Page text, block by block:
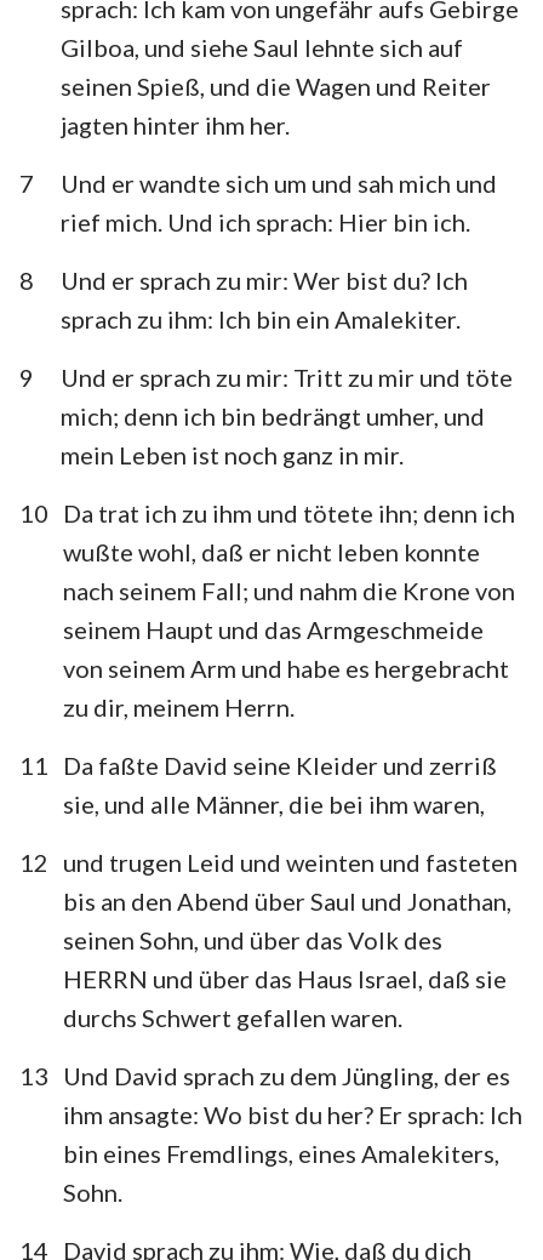
sprach: Ich kam von ungefähr aufs Gebirge
Gilboa, und siehe Saul lehnte sich auf
seinen Spieß, und die Wagen und Reiter
jagten hinter ihm her.
7
Und er wandte sich um und sah mich und
rief mich. Und ich sprach: Hier bin ich.
8
Und er sprach zu mir: Wer bist du? Ich
sprach zu ihm: Ich bin ein Amalekiter.
9
Und er sprach zu mir: Tritt zu mir und töte
mich; denn ich bin bedrängt umher, und
mein Leben ist noch ganz in mir.
10
Da trat ich zu ihm und tötete ihn; denn ich
wußte wohl, daß er nicht leben konnte
nach seinem Fall; und nahm die Krone von
seinem Haupt und das Armgeschmeide
von seinem Arm und habe es hergebracht
zu dir, meinem Herrn.
11
Da faßte David seine Kleider und zerriß
sie, und alle Männer, die bei ihm waren,
12
und trugen Leid und weinten und fasteten
bis an den Abend über Saul und Jonathan,
seinen Sohn, und über das Volk des
HERRN und über das Haus Israel, daß sie
durchs Schwert gefallen waren.
13
Und David sprach zu dem Jüngling, der es
ihm ansagte: Wo bist du her? Er sprach: Ich
bin eines Fremdlings, eines Amalekiters,
Sohn.
14
David sprach zu ihm: Wie, daß du dich